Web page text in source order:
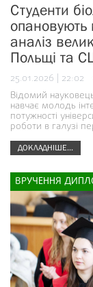
Студенти
опановують
аналіз
Польщі та
25.01.2026 | 22:02
Відомий
навчає молодь
потужності
роботи в галузі
ДОКЛАДНІШЕ...